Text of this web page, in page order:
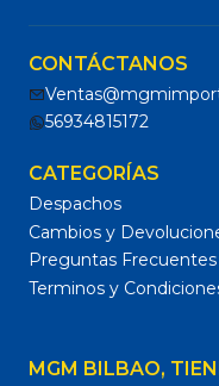
CONTÁCTANOS
56934815172
CATEGORÍAS
Despachos
Cambios y
Preguntas Frecuentes
Terminos y
MGM BILBAO,